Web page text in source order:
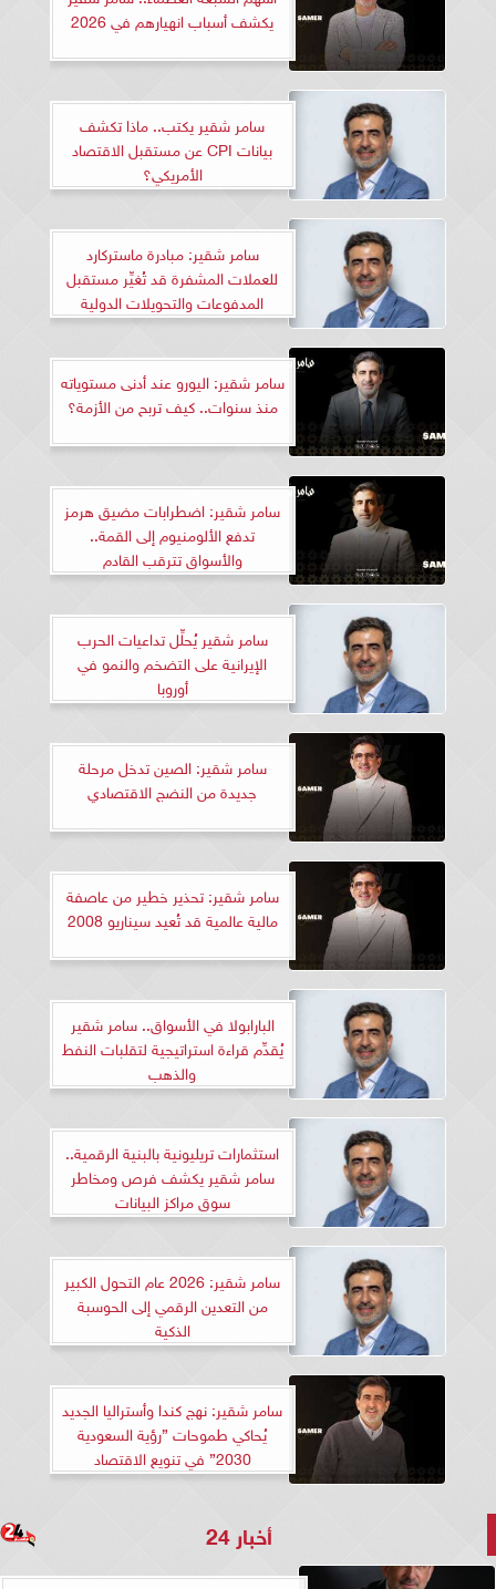
يكشف أسباب انهيارهم في 2026
سامر شقير يكتب.. ماذا تكشف
بيانات CPI عن مستقبل الاقتصاد
الأمريكي؟
سامر شقير: مبادرة ماستركارد
للعملات المشفرة قد تُغيِّر مستقبل
المدفوعات والتحويلات الدولية
سامر شقير: اليورو عند أدنى مستوياته
منذ سنوات.. كيف تربح من الأزمة؟
سامر شقير: اضطرابات مضيق هرمز
تدفع الألومنيوم إلى القمة..
والأسواق تترقب القادم
سامر شقير يُحلِّل تداعيات الحرب
الإيرانية على التضخم والنمو في
أوروبا
سامر شقير: الصين تدخل مرحلة
جديدة من النضج الاقتصادي
سامر شقير: تحذير خطير من عاصفة
مالية عالمية قد تُعيد سيناريو 2008
البارابولا في الأسواق.. سامر شقير
يُقدِّم قراءة استراتيجية لتقلبات النفط
والذهب
استثمارات تريليونية بالبنية الرقمية..
سامر شقير يكشف فرص ومخاطر
سوق مراكز البيانات
سامر شقير: 2026 عام التحول الكبير
من التعدين الرقمي إلى الحوسبة
الذكية
سامر شقير: نهج كندا وأستراليا الجديد
يُحاكي طموحات ”رؤية السعودية
2030” في تنويع الاقتصاد
أخبار 24